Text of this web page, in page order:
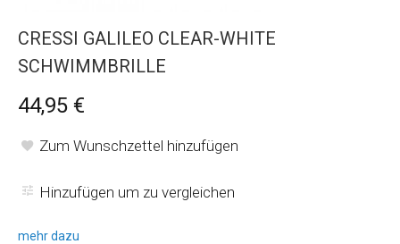
CRESSI GALILEO CLEAR-WHITE
SCHWIMMBRILLE
44,95 €
Zum Wunschzettel hinzufügen
Hinzufügen um zu vergleichen
mehr dazu